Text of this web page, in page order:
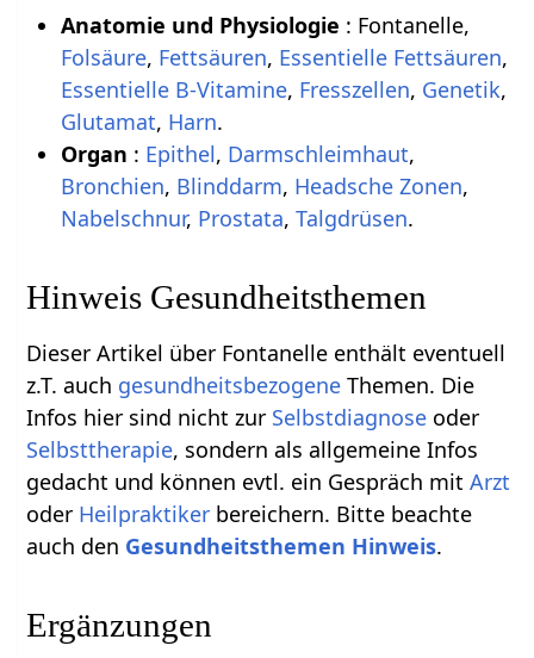
Anatomie und Physiologie : Fontanelle,
Folsäure, Fettsäuren, Essentielle Fettsäuren,
Essentielle B-Vitamine, Fresszellen, Genetik,
Glutamat, Harn.
Organ : Epithel, Darmschleimhaut,
Bronchien, Blinddarm, Headsche Zonen,
Nabelschnur, Prostata, Talgdrüsen.
Hinweis Gesundheitsthemen
Dieser Artikel über Fontanelle enthält eventuell
z.T. auch gesundheitsbezogene Themen. Die
Infos hier sind nicht zur Selbstdiagnose oder
Selbsttherapie, sondern als allgemeine Infos
gedacht und können evtl. ein Gespräch mitArzt
oder Heilpraktiker bereichern. Bitte beachte
auch den Gesundheitsthemen Hinweis.
Ergänzungen